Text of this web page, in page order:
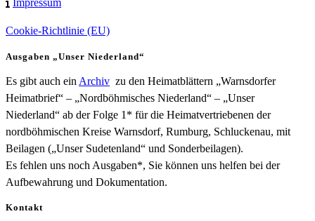
Impressum
Cookie-Richtlinie (EU)
Ausgaben „Unser Niederland“
Es gibt auch ein Archiv zu den Heimatblättern „Warnsdorfer
Heimatbrief“ – „Nordböhmisches Niederland“ – „Unser
Niederland“ ab der Folge 1* für die Heimatvertriebenen der
nordböhmischen Kreise Warnsdorf, Rumburg, Schluckenau, mit
Beilagen („Unser Sudetenland“ und Sonderbeilagen).
Es fehlen uns noch Ausgaben*, Sie können uns helfen bei der
Aufbewahrung und Dokumentation.
Kontakt